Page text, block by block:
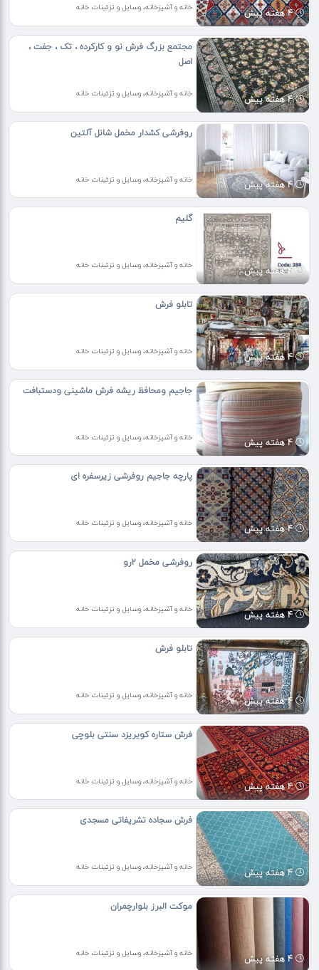
4 هفته پیش خانه و آشپزخانه، وسایل و تزئینات خانه
4 هفته پیش
مجتمع بزرگ فرش نو و کارکرده ، تک ، جفت ،
اصل
خانه و آشپزخانه، وسایل و تزئینات خانه
4 هفته پیش
روفرشی کشدار مخمل شانل آلتین
خانه و آشپزخانه، وسایل و تزئینات خانه
4 هفته پیش
گلیم
خانه و آشپزخانه، وسایل و تزئینات خانه
4 هفته پیش
تابلو فرش
خانه و آشپزخانه، وسایل و تزئینات خانه
4 هفته پیش
جاجیم ومحافظ ریشه فرش ماشینی ودستبافت
خانه و آشپزخانه، وسایل و تزئینات خانه
4 هفته پیش
پارچه جاجیم روفرشی زیرسفره ای
خانه و آشپزخانه، وسایل و تزئینات خانه
4 هفته پیش
روفرشی مخمل ۲رو
خانه و آشپزخانه، وسایل و تزئینات خانه
4 هفته پیش
تابلو فرش
خانه و آشپزخانه، وسایل و تزئینات خانه
4 هفته پیش
فرش ستاره کویریزد سنتی بلوچی
خانه و آشپزخانه، وسایل و تزئینات خانه
4 هفته پیش
فرش سجاده تشریفاتی مسجدی
خانه و آشپزخانه، وسایل و تزئینات خانه
4 هفته پیش
موکت البرز بلوارچمران
خانه و آشپزخانه، وسایل و تزئینات خانه